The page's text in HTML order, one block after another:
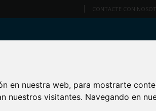
en nuestra web, para mostrarte
visitantes. Navegando en
CONTACTE CON
Y ELÉCTRICO FOTO, VIDEO, AUDIO Y